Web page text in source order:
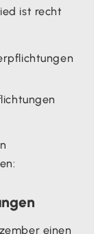
ist recht
einen